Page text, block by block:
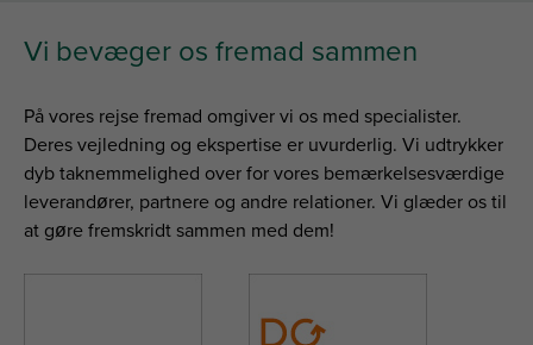
Vi bevæger os fremad sammen
På vores rejse fremad omgiver vi os med specialister.
Deres vejledning og ekspertise er uvurderlig. Vi udtrykker
dyb taknemmelighed over for vores bemærkelsesværdige
leverandører, partnere og andre relationer. Vi glæder os til
at gøre fremskridt sammen med dem!